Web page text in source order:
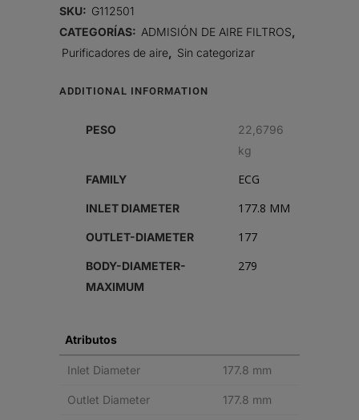
ECG
SKU: G112501
CATEGORÍAS: ADMISIÓN DE AIRE FILTROS
Purificadores de aire
Sin categorizar
ADDITIONAL INFORMATION
PESO
22,6796
kg
FAMILY ECG
INLET DIAMETER 177.8 MM
OUTLET-DIAMETER 177
BODY-DIAMETER-
MAXIMUM
279
Atributos
Inlet Diameter 177.8 mm
Outlet Diameter 177.8 mm